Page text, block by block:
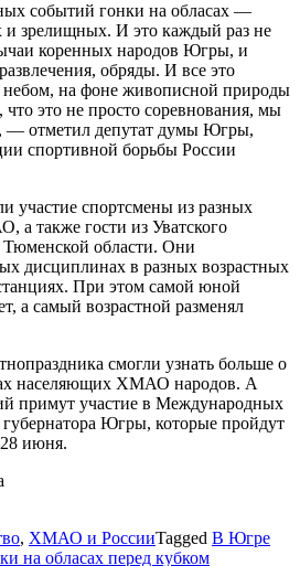
событий гонки на обласах —
и зрелищных. И это каждый раз не
коренных народов Югры, и
обряды. И все это
на фоне живописной природы
это не просто соревнования, мы
— отметил депутат думы Югры,
спортивной борьбы России
участие спортсмены из разных
а также гости из Уватского
области. Они
дисциплинах в разных возрастных
При этом самой юной
а самый возрастной разменял
смогли узнать больше о
населяющих ХМАО народов. А
примут участие в Международных
Югры, которые пройдут
июня.
, ХМАО и РоссииTagged В Югре
на обласах перед кубком